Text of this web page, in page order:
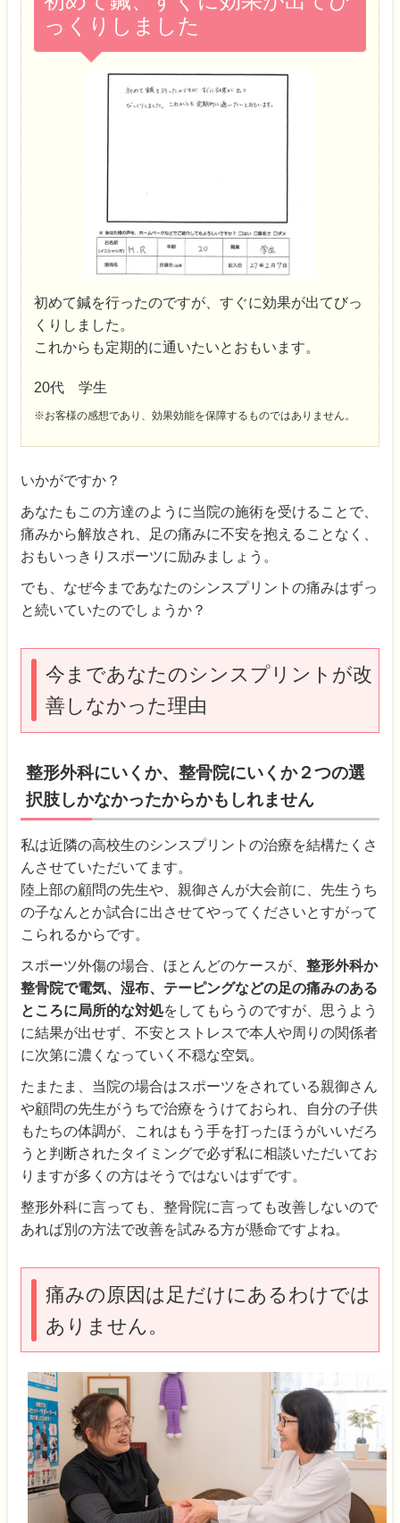
っくりしました
初めて鍼を行ったのですが、すぐに効果が出てびっ
くりしました。
これからも定期的に通いたいとおもいます。
20代 学生
※お客様の感想であり、効果効能を保障するものではありません。
いかがですか？
あなたもこの方達のように当院の施術を受けることで、
痛みから解放され、足の痛みに不安を抱えることなく、
おもいっきりスポーツに励みましょう。
でも、なぜ今まであなたのシンスプリントの痛みはずっ
と続いていたのでしょうか？
今まであなたのシンスプリントが改
善しなかった理由
整形外科にいくか、整骨院にいくか２つの選
択肢しかなかったからかもしれません
私は近隣の高校生のシンスプリントの治療を結構たくさ
んさせていただいてます。
陸上部の顧問の先生や、親御さんが大会前に、先生うち
の子なんとか試合に出させてやってくださいとすがって
こられるからです。
スポーツ外傷の場合、ほとんどのケースが、整形外科か
整骨院で電気、湿布、テーピングなどの足の痛みのある
ところに局所的な対処をしてもらうのですが、思うよう
に結果が出せず、不安とストレスで本人や周りの関係者
に次第に濃くなっていく不穏な空気。
たまたま、当院の場合はスポーツをされている親御さん
や顧問の先生がうちで治療をうけておられ、自分の子供
もたちの体調が、これはもう手を打ったほうがいいだろ
うと判断されたタイミングで必ず私に相談いただいてお
りますが多くの方はそうではないはずです。
整形外科に言っても、整骨院に言っても改善しないので
あれば別の方法で改善を試みる方が懸命ですよね。
痛みの原因は足だけにあるわけでは
ありません。